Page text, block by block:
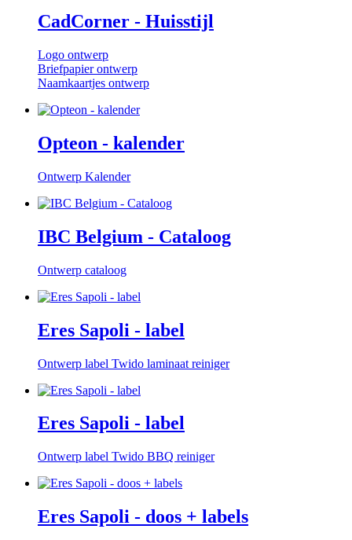
CadCorner - Huisstijl
Logo ontwerp
Briefpapier ontwerp
Naamkaartjes ontwerp
Opteon - kalender
Ontwerp Kalender
IBC Belgium - Cataloog
Ontwerp cataloog
Eres Sapoli - label
Ontwerp label Twido laminaat reiniger
Eres Sapoli - label
Ontwerp label Twido BBQ reiniger
Eres Sapoli - doos + labels